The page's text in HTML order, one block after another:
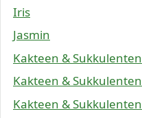
Iris
Jasmin
Kakteen & Sukkulenten
Kakteen & Sukkulenten
Kakteen & Sukkulenten